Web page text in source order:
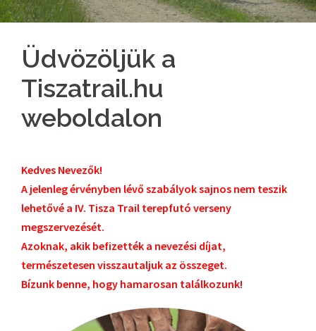
Üdvözöljük a
Tiszatrail.hu
weboldalon
Kedves Nevezők!
A jelenleg érvényben lévő szabályok sajnos nem teszik
lehetővé a IV. Tisza Trail terepfutó verseny
megszervezését.
Azoknak, akik befizették a nevezési díjat,
természetesen visszautaljuk az összeget.
Bízunk benne, hogy hamarosan találkozunk!